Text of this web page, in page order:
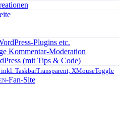
Plugins etc.
Kommentar-Moderation
(mit Tips & Code)
inkl. TaskbarTransparent, XMouseToggle
-Fan-Site